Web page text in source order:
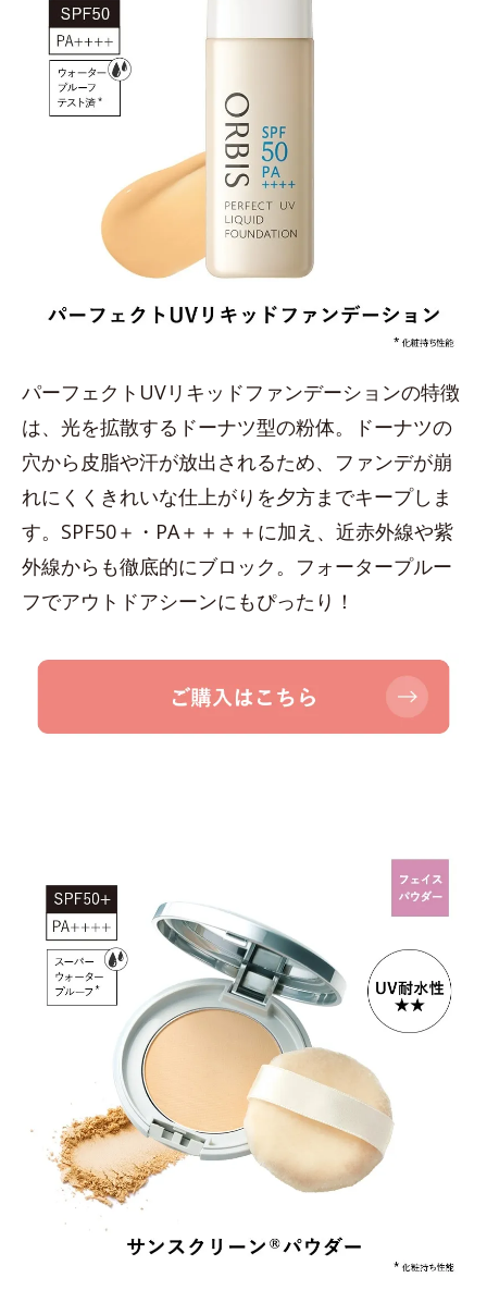
パーフェクトUVリキッドファンデーションの特徴
は、光を拡散するドーナツ型の粉体。ドーナツの
穴から皮脂や汗が放出されるため、ファンデが崩
れにくくきれいな仕上がりを夕方までキープしま
す。SPF50＋・PA＋＋＋＋に加え、近赤外線や紫
外線からも徹底的にブロック。フォータープルー
フでアウトドアシーンにもぴったり！